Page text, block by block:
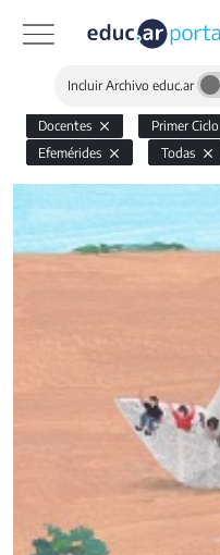
Incluir Archivo educ.ar
Docentes Primer Ciclo
Efemérides
Todas